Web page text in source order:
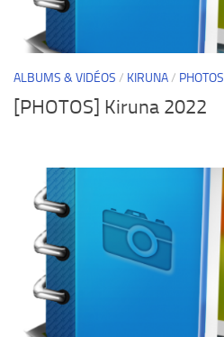
ALBUMS & VIDÉOS / KIRUNA/ PHOTOS
[PHOTOS] Kiruna 2022